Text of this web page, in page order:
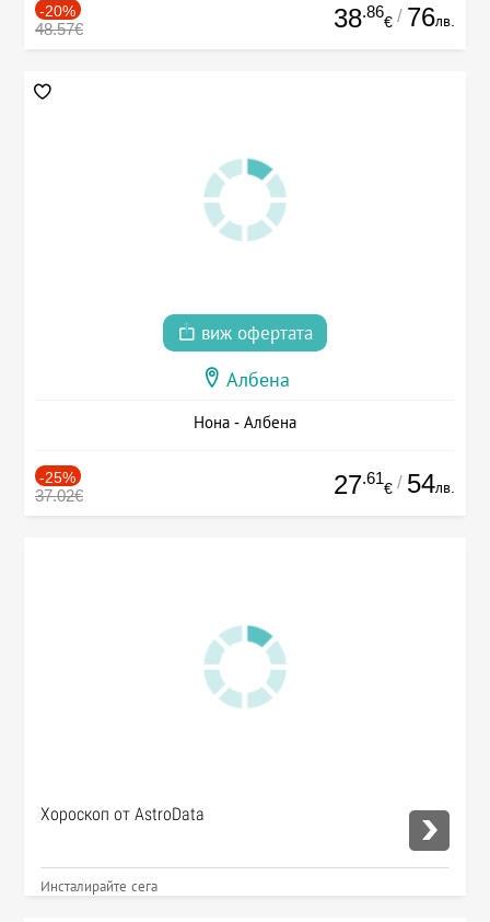
-20%
48.57€ 38.86
€ / 76лв.
виж офертата
Албена
Нона - Албена
-25%
37.02€ 27.61
€ / 54лв.
Хороскоп от AstroData
Инсталирайте сега